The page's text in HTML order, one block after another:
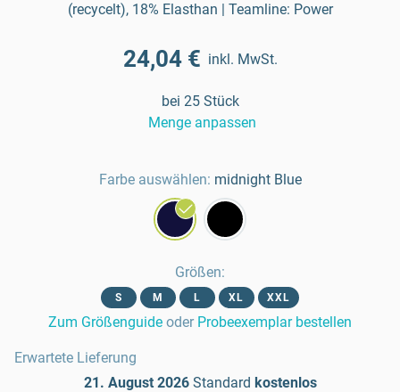
(recycelt), 18% Elasthan | Teamline: Power
24,04 € inkl. MwSt.
bei 25 Stück
Menge anpassen
Farbe auswählen: midnight Blue
Größen:
S M L XL XXL
Zum Größenguide oder Probeexemplar bestellen
Erwartete Lieferung
21. August 2026 Standard kostenlos